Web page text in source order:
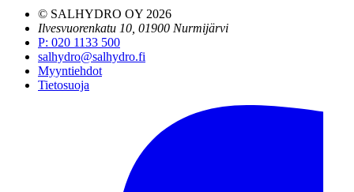
© SALHYDRO OY 2026
Ilvesvuorenkatu 10, 01900 Nurmijärvi
P: 020 1133 500
salhydro@salhydro.fi
Myyntiehdot
Tietosuoja